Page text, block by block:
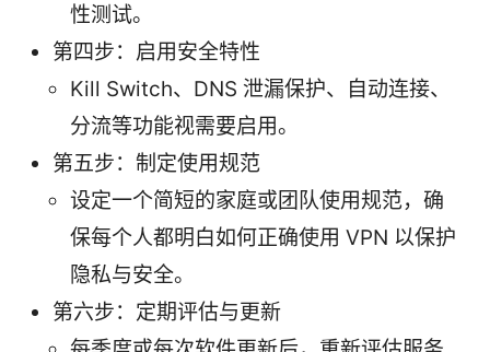
性测试。
第四步：启用安全特性
Kill Switch、DNS 泄漏保护、自动连接、
分流等功能视需要启用。
第五步：制定使用规范
设定一个简短的家庭或团队使用规范，确
保每个人都明白如何正确使用 VPN 以保护
隐私与安全。
第六步：定期评估与更新